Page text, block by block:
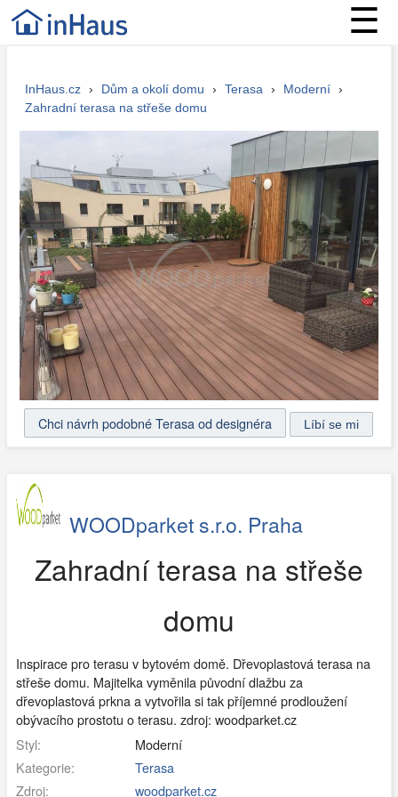
☰
InHaus.cz › Dům a okolí domu › Terasa › Moderní ›
Zahradní terasa na střeše domu
Chci návrh podobné Terasa od designéra
WOODparket s.r.o. Praha
Zahradní terasa na střeše
domu
Inspirace pro terasu v bytovém domě. Dřevoplastová terasa na
střeše domu. Majitelka vyměnila původní dlažbu za
dřevoplastová prkna a vytvořila si tak příjemné prodloužení
obývacího prostotu o terasu. zdroj: woodparket.cz
Styl:
Moderní
Kategorie:
Terasa
Zdroj:
woodparket.cz